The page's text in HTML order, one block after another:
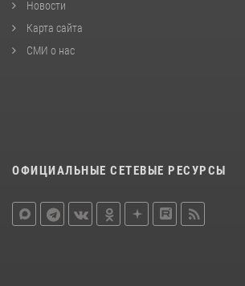
Новости
Карта сайта
СМИ о нас
ОФИЦИАЛЬНЫЕ СЕТЕВЫЕ РЕСУРСЫ